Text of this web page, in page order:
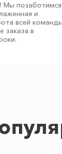
Мы
и
всей
заказа в